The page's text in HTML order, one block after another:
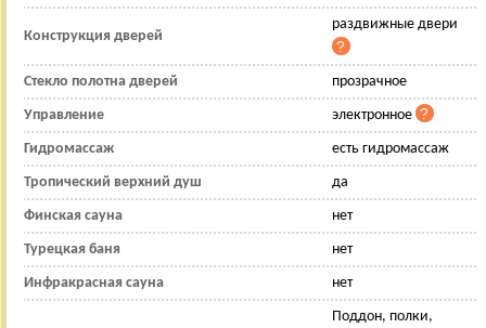
Конструкция дверей
раздвижные двери
Стекло полотна дверей прозрачное
Управление электронное
Гидромассаж есть гидромассаж
Тропический верхний душ да
Финская сауна нет
Турецкая баня нет
Инфракрасная сауна нет
Поддон, полки,